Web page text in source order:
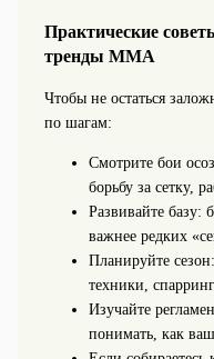
Практические
тренды MMA
Чтобы не остаться
по шагам:
Смотрите бои
борьбу за сетку,
Развивайте базу:
важнее редких
Планируйте
техники,
Изучайте
понимать, как